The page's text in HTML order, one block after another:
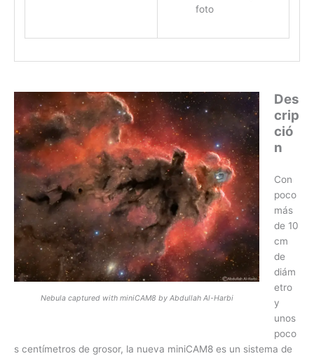
foto
Nebula captured with miniCAM8 by Abdullah Al-Harbi
Des
crip
ció
n
Con
poco
más
de 10
cm
de
diám
etro
y
unos
poco
s centímetros de grosor, la nueva miniCAM8 es un sistema de